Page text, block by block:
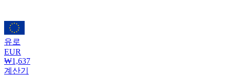
유로
EUR
₩1,637
계산기